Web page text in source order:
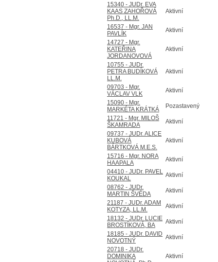
15340 - JUDr. EVA
KAAS ZAHOŘOVÁ
Ph.D., LL.M.
Aktivní
16537 - Mgr. JAN
PAVLÍK
Aktivní
14727 - Mgr.
KATEŘINA
JORDANOVOVÁ
Aktivní
10755 - JUDr.
PETRA BUDÍKOVÁ
LL.M.
Aktivní
09703 - Mgr.
VÁCLAV VLK
Aktivní
15090 - Mgr.
MARKÉTA KRÁTKÁ
Pozastavený
11721 - Mgr. MILOŠ
ŠKAMRADA
Aktivní
09737 - JUDr. ALICE
KUBOVÁ
BÁRTKOVÁ M.E.S.
Aktivní
15716 - Mgr. NORA
HAAPALA
Aktivní
04410 - JUDr. PAVEL
KOUKAL
Aktivní
08762 - JUDr.
MARTIN ŠVÉDA
Aktivní
21187 - JUDr. ADAM
KOTYZA, LL.M.
Aktivní
18132 - JUDr. LUCIE
BROSTÍKOVÁ, BA
Aktivní
18185 - JUDr. DAVID
NOVOTNÝ
Aktivní
20718 - JUDr.
DOMINIKA
Aktivní